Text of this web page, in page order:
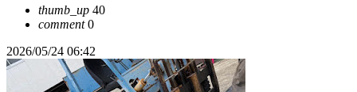
thumb_up 40
comment0
2026/05/24 06:42